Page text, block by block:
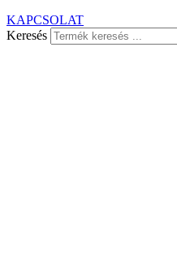
KAPCSOLAT
Keresés